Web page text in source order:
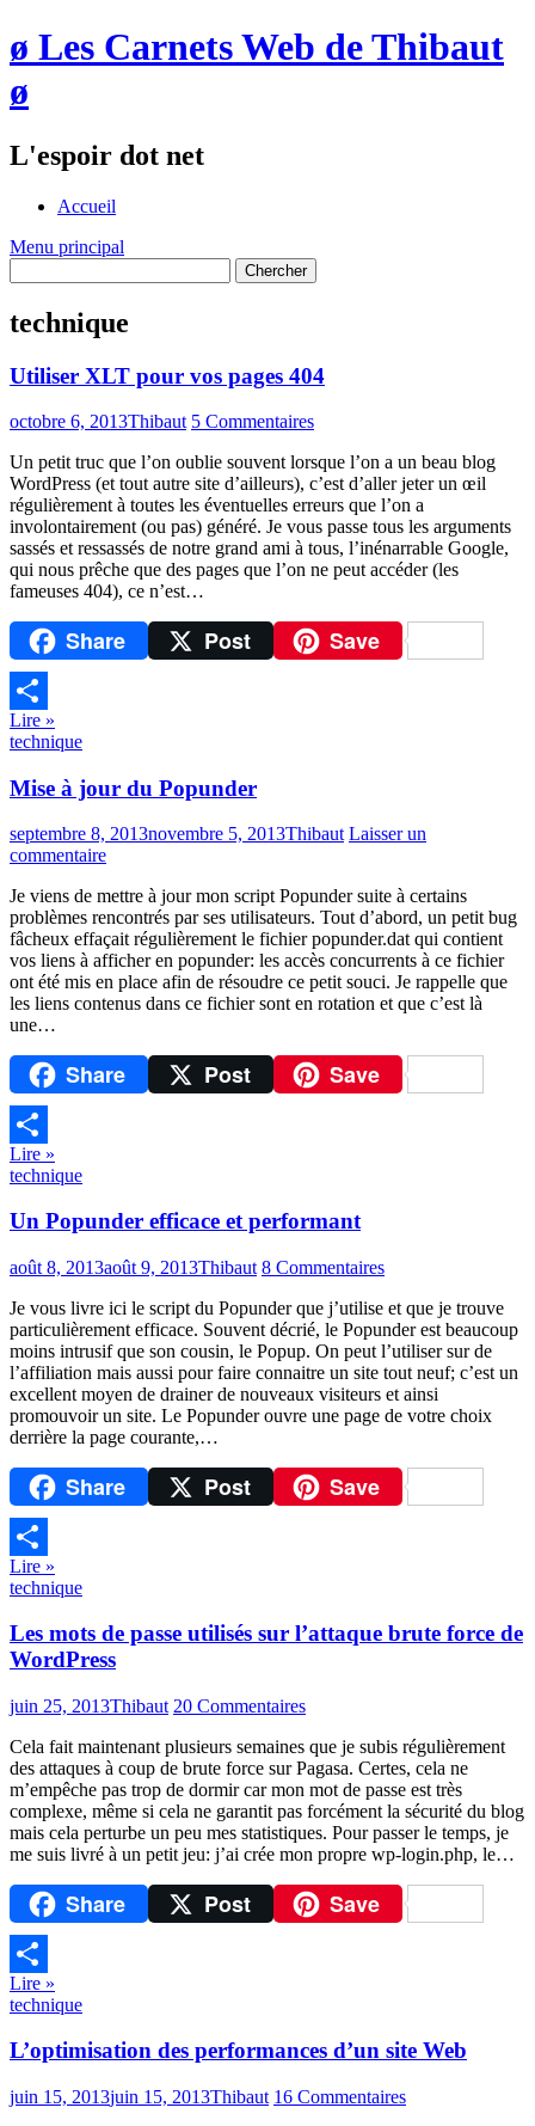
ø Les Carnets Web de Thibaut
ø
L'espoir dot net
Accueil
Menu principal
technique
Utiliser XLT pour vos pages 404
octobre 6, 2013Thibaut 5 Commentaires
Un petit truc que l’on oublie souvent lorsque l’on a un beau blog
WordPress (et tout autre site d’ailleurs), c’est d’aller jeter un œil
régulièrement à toutes les éventuelles erreurs que l’on a
involontairement (ou pas) généré. Je vous passe tous les arguments
sassés et ressassés de notre grand ami à tous, l’inénarrable Google,
qui nous prêche que des pages que l’on ne peut accéder (les
fameuses 404), ce n’est…
Share Post Save
Partager
Lire »
technique
Mise à jour du Popunder
septembre 8, 2013novembre 5, 2013Thibaut Laisser un
commentaire
Je viens de mettre à jour mon script Popunder suite à certains
problèmes rencontrés par ses utilisateurs. Tout d’abord, un petit bug
fâcheux effaçait régulièrement le fichier popunder.dat qui contient
vos liens à afficher en popunder: les accès concurrents à ce fichier
ont été mis en place afin de résoudre ce petit souci. Je rappelle que
les liens contenus dans ce fichier sont en rotation et que c’est là
une…
Share Post Save
Partager
Lire »
technique
Un Popunder efficace et performant
août 8, 2013août 9, 2013Thibaut 8 Commentaires
Je vous livre ici le script du Popunder que j’utilise et que je trouve
particulièrement efficace. Souvent décrié, le Popunder est beaucoup
moins intrusif que son cousin, le Popup. On peut l’utiliser sur de
l’affiliation mais aussi pour faire connaitre un site tout neuf; c’est un
excellent moyen de drainer de nouveaux visiteurs et ainsi
promouvoir un site. Le Popunder ouvre une page de votre choix
derrière la page courante,…
Share Post Save
Partager
Lire »
technique
Les mots de passe utilisés sur l’attaque brute force de
WordPress
juin 25, 2013Thibaut 20 Commentaires
Cela fait maintenant plusieurs semaines que je subis régulièrement
des attaques à coup de brute force sur Pagasa. Certes, cela ne
m’empêche pas trop de dormir car mon mot de passe est très
complexe, même si cela ne garantit pas forcément la sécurité du blog
mais cela perturbe un peu mes statistiques. Pour passer le temps, je
me suis livré à un petit jeu: j’ai crée mon propre wp-login.php, le…
Share Post Save
Partager
Lire »
technique
L’optimisation des performances d’un site Web
juin 15, 2013juin 15, 2013Thibaut 16 Commentaires